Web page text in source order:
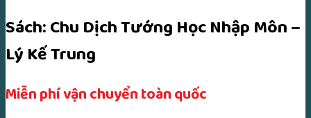
Sách: Chu Dịch Tướng Học Nhập Môn –
Lý Kế Trung
Miễn phí vận chuyển toàn quốc